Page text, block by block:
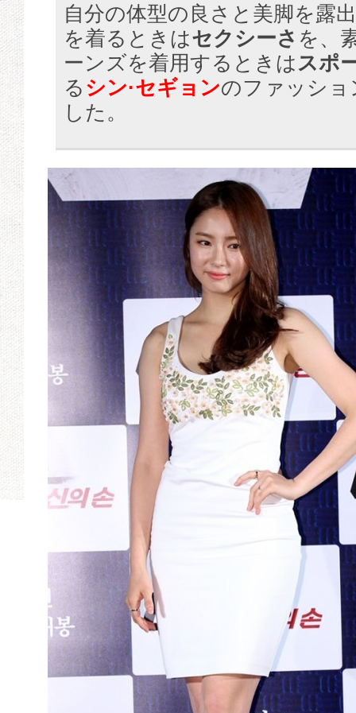
自分の体型の良さと美脚を露
を着るときはセクシーさ を、
ーンズを着用するときはスポ
る シン·セギョンのファッシ
した。